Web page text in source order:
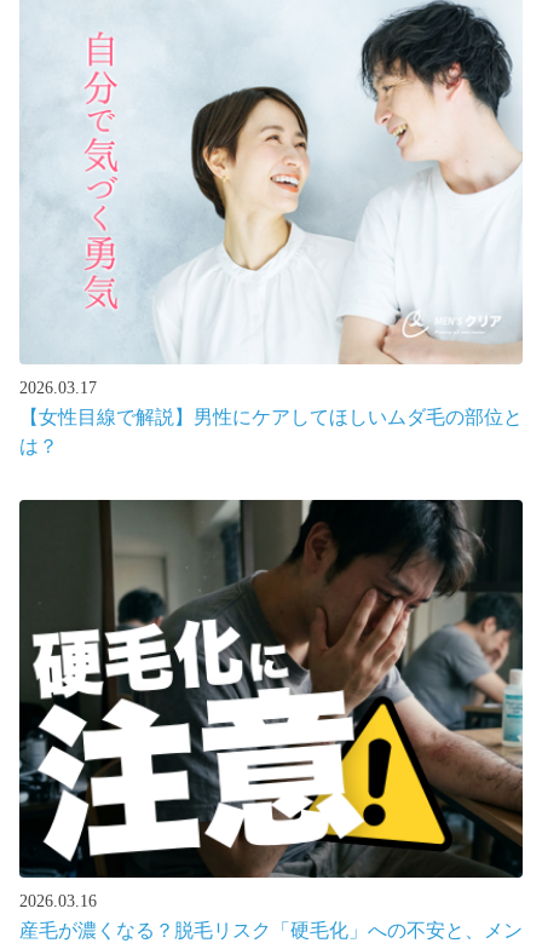
2026.03.17
【女性目線で解説】男性にケアしてほしいムダ毛の部位と
は？
2026.03.16
産毛が濃くなる？脱毛リスク「硬毛化」への不安と、メン